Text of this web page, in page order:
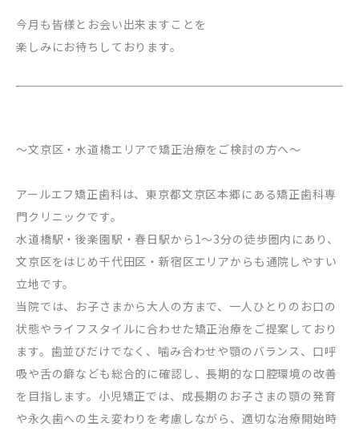
今月も皆様とお会い出来ますことを
楽しみにお待ちしております。
～文京区・水道橋エリアで矯正治療をご検討の方へ～
アールエフ矯正歯科は、東京都文京区本郷にある矯正歯科専
門クリニックです。
水道橋駅・後楽園駅・春日駅から 1～3分の徒歩圏内にあり、
文京区をはじめ千代田区・新宿区エリアからも通院しやすい
立地です。
当院では、お子さまから大人の方まで、一人ひとりのお口の
状態やライフスタイルに合わせた矯正治療をご提案しており
ます。歯並びだけでなく、噛み合わせや顎のバランス、口呼
吸や舌の癖なども総合的に確認し、長期的な口腔環境の改善
を目指します。小児矯正では、成長期のお子さまの顎の発育
や永久歯への生え変わりを考慮しながら、適切な治療開始時